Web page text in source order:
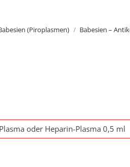
(Piroplasmen) Babesien –
oder Heparin-Plasma 0,5 ml